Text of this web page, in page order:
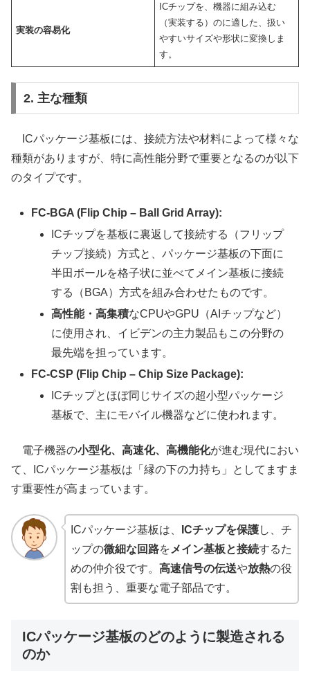
実装の容易化
ICチップを、機器に組み込む
（実装する）のに適した、扱い
やすいサイズや形状に変換しま
す。
2. 主な種類
ICパッケージ基板には、接続方法や材料によって様々な
種類がありますが、特に高性能分野で重要となるのが以下
のタイプです。
FC-BGA (Flip Chip – Ball Grid Array):
ICチップを基板に裏返して接続する（フリップ
チップ接続）方式と、パッケージ基板の下面に
半田ボールを格子状に並べてメイン基板に接続
する（BGA）方式を組み合わせたものです。
高性能・高集積なCPUやGPU（AIチップなど）
に使用され、イビデンの主力製品もこの分野の
最先端を担っています。
FC-CSP (Flip Chip – Chip Size Package):
ICチップとほぼ同じサイズの超小型パッケージ
基板で、主にモバイル機器などに使われます。
電子機器の小型化、高速化、高機能化が進む現代におい
て、ICパッケージ基板は「縁の下の力持ち」としてますま
す重要性が高まっています。
ICパッケージ基板は、 ICチップを保護し、チ
ップの微細な回路を メイン基板と接続するた
めの仲介役です。 高速信号の伝送や放熱の役
割も担う、重要な電子部品です。
ICパッケージ基板のどのように製造される
のか